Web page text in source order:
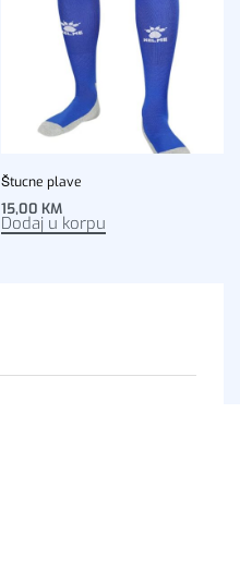
Štucne plave
15,00 KM
Dodaj u korpu